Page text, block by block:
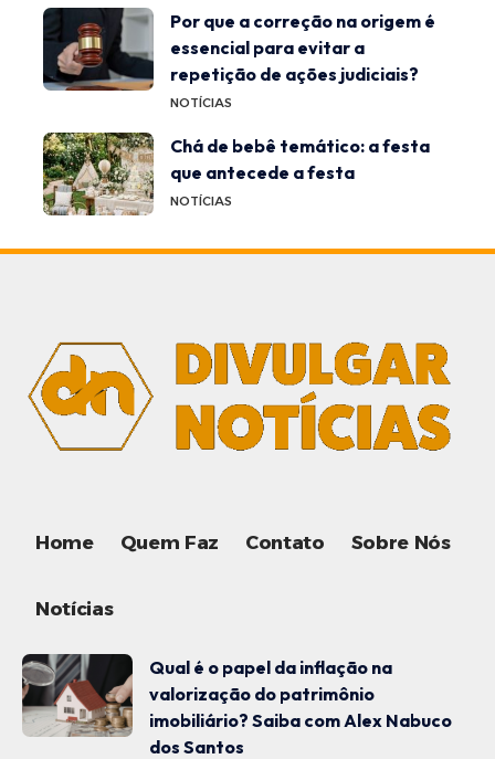
Por que a correção na origem é
essencial para evitar a
repetição de ações judiciais?
NOTÍCIAS
Chá de bebê temático: a festa
que antecede a festa
NOTÍCIAS
Home Quem Faz Contato Sobre Nós
Notícias
Qual é o papel da inflação na
valorização do patrimônio
imobiliário? Saiba com Alex Nabuco
dos Santos